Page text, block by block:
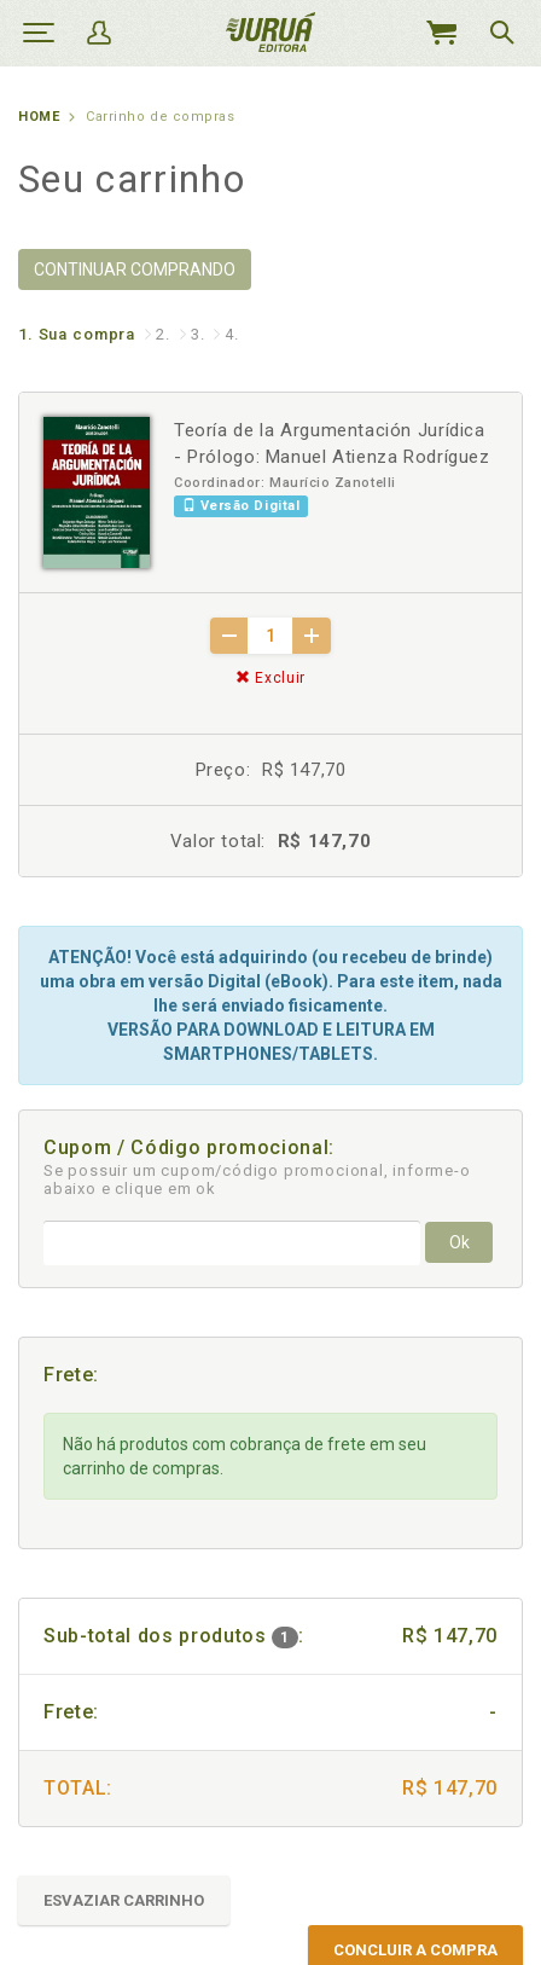
MEU
HOME Carrinho de compras
Seu carrinho
CONTINUAR COMPRANDO
1. Sua compra 2. 3. 4.
Teoría de la Argumentación Jurídica
- Prólogo: Manuel Atienza Rodríguez
Coordinador: Maurício Zanotelli
Versão Digital
Excluir
Preço: R$ 147,70
Valor total: R$ 147,70
ATENÇÃO! Você está adquirindo (ou recebeu de brinde)
uma obra em versão Digital (eBook). Para este item, nada
lhe será enviado fisicamente.
VERSÃO PARA DOWNLOAD E LEITURA EM
SMARTPHONES/TABLETS.
Cupom / Código promocional:
Se possuir um cupom/código promocional, informe-o
abaixo e clique em ok
Ok
Frete:
Não há produtos com cobrança de frete em seu
carrinho de compras.
Sub-total dos produtos 1 : R$ 147,70
Frete: -
TOTAL: R$ 147,70
ESVAZIAR CARRINHO
CONCLUIR A COMPRA